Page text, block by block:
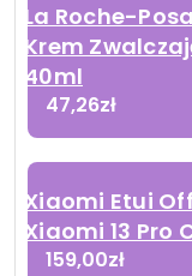
La Roche-
Krem
40ml
47,26zł
Xiaomi Etui
Xiaomi 13 Pro
159,00zł